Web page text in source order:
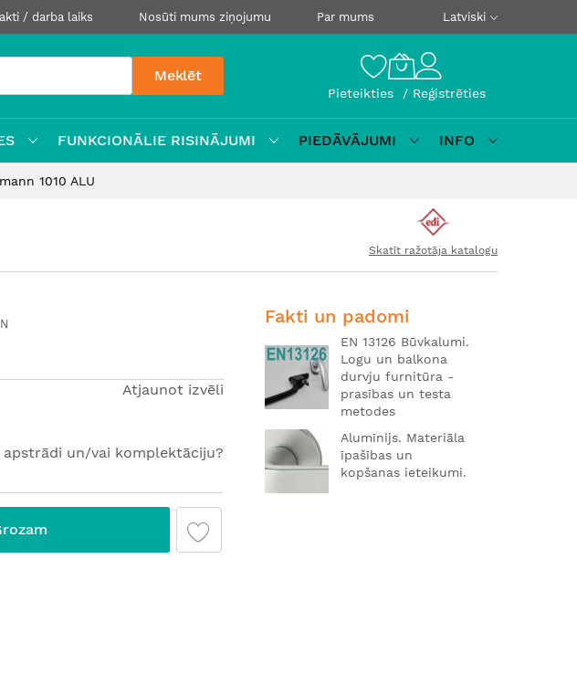
/ darba laiks Nosūti mums ziņojumu Par mums Latviski
Meklēt
Pieteikties Reģistrēties
FUNKCIONĀLIE RISINĀJUMI PIEDĀVĀJUMI
INFO
1010 ALU
Skatīt ražotāja katalogu
Atjaunot izvēli
apstrādi un/vai komplektāciju?
Fakti un padomi
EN 13126 Būvkalumi.
Logu un balkona
durvju furnitūra -
prasības un testa
metodes
Alumīnijs. Materiāla
īpašības un
kopšanas ieteikumi.